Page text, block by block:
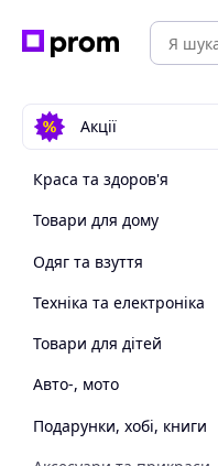
Акції
Краса та здоров'я
Товари для дому
Одяг та взуття
Техніка та електроніка
Товари для дітей
Авто-, мото
Подарунки, хобі, книги